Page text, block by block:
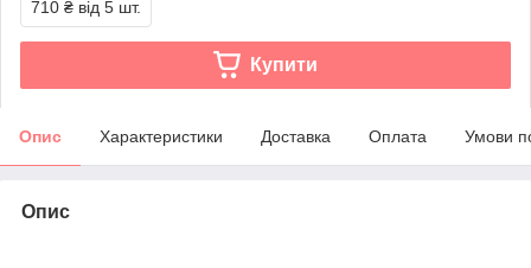
710 ₴ від 5 шт.
Купити
Опис Характеристики Доставка Оплата Умови
Опис